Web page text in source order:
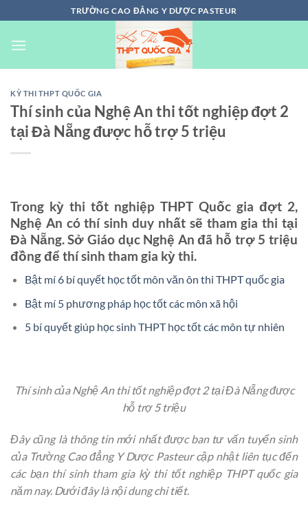
đến
nội
TRƯỜNG CAO ĐẲNG Y DƯỢC PASTEUR
KỲ THI THPT QUỐC GIA
Thí sinh của Nghệ An thi tốt nghiệp đợt 2
tại Đà Nẵng được hỗ trợ 5 triệu
Trong kỳ thi tốt nghiệp THPT Quốc gia đợt 2,
Nghệ An có thí sinh duy nhất sẽ tham gia thi tại
Đà Nẵng. Sở Giáo dục Nghệ An đã hỗ trợ 5 triệu
đồng để thí sinh tham gia kỳ thi.
Bật mí 6 bí quyết học tốt môn văn ôn thi THPT quốc gia
Bật mí 5 phương pháp học tốt các môn xã hội
5 bí quyết giúp học sinh THPT học tốt các môn tự nhiên
Thí sinh của Nghệ An thi tốt nghiệp đợt 2 tại Đà Nẵng được
hỗ trợ 5 triệu
Đây cũng là thông tin mới nhất được ban tư vấn tuyển sinh
của Trường Cao đẳng Y Dược Pasteur cập nhật liên tục đến
các bạn thí sinh tham gia kỳ thi tốt nghiệp THPT quốc gia
năm nay. Dưới đây là nội dung chi tiết.